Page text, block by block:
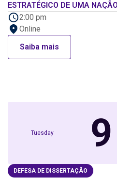
ESTRATÉGICO DE UMA NAÇÃO
2:00 pm
Online
Saiba mais
Tuesday 9
DEFESA DE DISSERTAÇÃO